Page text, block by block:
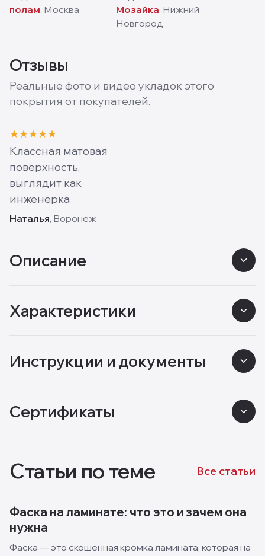
полам, Москва
Мозайка, Нижний
Новгород
Отзывы
Реальные фото и видео укладок этого
покрытия от покупателей.
★★★★★
Классная матовая
поверхность,
выглядит как
инженерка
Наталья, Воронеж
Описание
Характеристики
Инструкции и документы
Сертификаты
Статьи по теме Все статьи
Фаска на ламинате: что это и зачем она
нужна
Фаска — это скошенная кромка ламината, которая на